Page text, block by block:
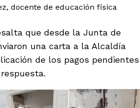
docente de educación física
que desde la Junta de
una carta a la Alcaldía
de los pagos pendientes